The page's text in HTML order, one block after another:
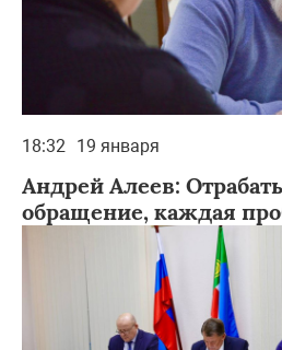
18:32 19 января
Андрей Алеев:
обращение, каждая